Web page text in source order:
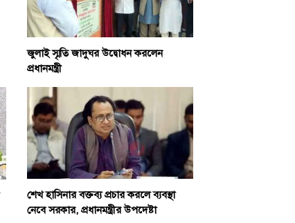
জুলাই স্মৃতি জাদুঘর উদ্বোধন করলেন
প্রধানমন্ত্রী
শেখ হাসিনার বক্তব্য প্রচার করলে ব্যবস্থা
নেবে সরকার, প্রধানমন্ত্রীর উপদেষ্টা